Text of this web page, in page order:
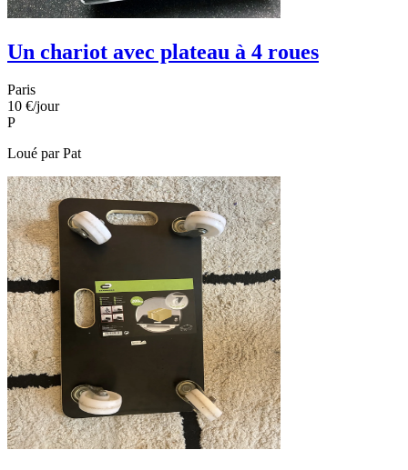
Un chariot avec plateau à 4 roues
Paris
10 €/jour
P
Loué parPat